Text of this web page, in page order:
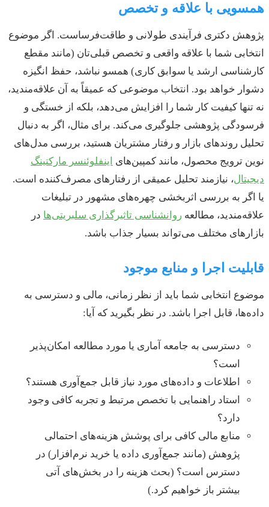
همسویی با علاقه و تخصص
پژوهش دکتری فرآیندی طولانی و طاقت‌فرساست. اگر موضوع
انتخابی شما با علاقه واقعی و تخصص قبلی‌تان (مانند مقطع
کارشناسی ارشد یا سوابق کاری) همسو نباشد، حفظ انگیزه
دشوار خواهد بود. انتخاب موضوعی که عمیقاً به آن علاقه‌مندید،
نه تنها کیفیت کار شما را افزایش می‌دهد، بلکه از خستگی و
فرسودگی پژوهشی جلوگیری می‌کند. برای مثال، اگر به دنبال
تحلیل روندهای بازار و رفتار مشتریان هستید، بررسی مدل‌های
نوین ترویج محصول، مانند کمپین‌های اینفلوئنسر مارکتینگ
دیجیتال، نیازمند تحلیل عمیقی از رفتارهای مصرف‌کننده است.
یا اگر به بررسی اثربخشی چهره‌های مشهور در تبلیغات
علاقه‌مندید، مطالعه روانشناسی تاثیرگذاری سلبریتی‌ها در
بازارهای مختلف می‌تواند بسیار جذاب باشد.
قابلیت اجرا و منابع موجود
موضوع انتخابی شما باید از نظر زمانی، مالی و دسترسی به
داده‌ها، قابل اجرا باشد. در نظر بگیرید که آیا:
دسترسی به جامعه آماری یا مورد مطالعه امکان‌پذیر
است؟
اطلاعات و داده‌های مورد نیاز قابل جمع‌آوری هستند؟
استاد راهنمایی با تخصص مرتبط و تجربه کافی وجود
دارد؟
منابع مالی کافی برای پوشش هزینه‌های احتمالی
پژوهش (مانند جمع‌آوری داده یا خرید نرم‌افزار) در
دسترس است؟ (بحث هزینه را در بخش‌های آتی
بیشتر باز خواهیم کرد.)